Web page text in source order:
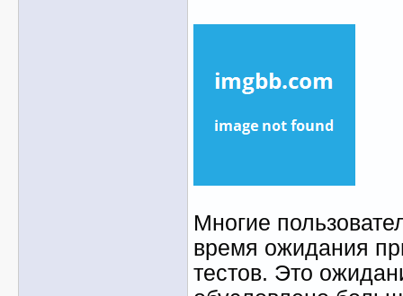
Многие
время ожидания
тестов. Это